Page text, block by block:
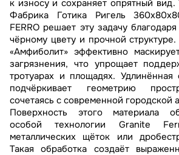
к износу и сохраняет опрятный вид.
Фабрика Готика Ригель
FERRO решает эту задачу
чёрному цвету и прочной
«Амфиболит» эффективно
загрязнения, что упрощает
тротуарах и площадях.
подчёркивает геометрию
сочетаясь с современной городской
Поверхность этого материала
особой технологии Granite
металлических щёток или
Такая обработка создаёт